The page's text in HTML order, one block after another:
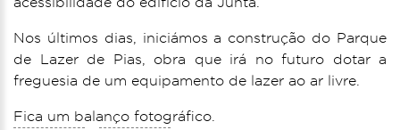
Nos últimos dias, iniciámos a construção do Parque
de Lazer de Pias, obra que irá no futuro dotar a
freguesia de um equipamento de lazer ao ar livre.
Fica um balanço fotográfico.